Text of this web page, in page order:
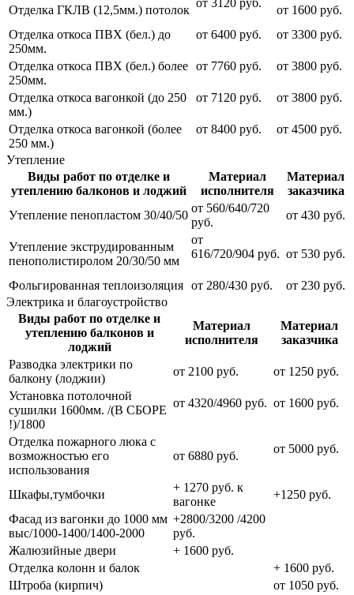
Отделка ГКЛВ (12,5мм.) потолок
от 3120 руб.
от 1600 руб.
Отделка откоса ПВХ (бел.) до
250мм.
от 6400 руб. от 3300 руб.
Отделка откоса ПВХ (бел.) более
250мм.
от 7760 руб. от 3800 руб.
Отделка откоса вагонкой (до 250
мм.)
от 7120 руб. от 3800 руб.
Отделка откоса вагонкой (более
250 мм.)
от 8400 руб. от 4500 руб.
Утепление
Виды работ по отделке и
утеплению балконов и лоджий
Материал
исполнителя
Материал
заказчика
Утепление пенопластом 30/40/50
от 560/640/720
руб.
от 430 руб.
Утепление экструдированным
пенополистиролом 20/30/50 мм
от
616/720/904 руб. от 530 руб.
Фольгированная теплоизоляция от 280/430 руб.
от 230 руб.
Электрика и благоустройство
Виды работ по отделке и
утеплению балконов и
лоджий
Материал
исполнителя
Материал
заказчика
Разводка электрики по
балкону (лоджии)
от 2100 руб.
от 1250 руб.
Установка потолочной
сушилки 1600мм. /(В СБОРЕ
!)/1800
от 4320/4960 руб. от 1600 руб.
Отделка пожарного люка с
возможностью его
использования
от 6880 руб.
от 5000 руб.
Шкафы,тумбочки
+ 1270 руб. к
вагонке
+1250 руб.
Фасад из вагонки до 1000 мм
выс/1000-1400/1400-2000
+2800/3200 /4200
руб.
Жалюзийные двери
+ 1600 руб.
Отделка колонн и балок
+ 1600 руб.
Штроба (кирпич)
от 1050 руб.